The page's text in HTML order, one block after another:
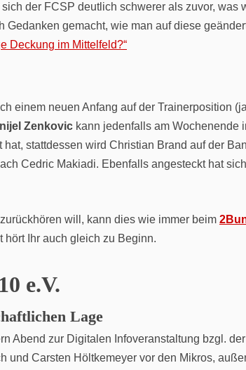
der FCSP deutlich schwerer als zuvor, was
Gedanken gemacht, wie man auf diese
Deckung im Mittelfeld?“
einem neuen Anfang auf der Trainerposition
Zenkovic kann jedenfalls am Wochenende
stattdessen wird Christian Brand auf der
Cedric Makiadi. Ebenfalls angesteckt hat
will, kann dies wie immer beim
hört Ihr auch gleich zu Beginn.
e.V.
Lage
Abend zur Digitalen Infoveranstaltung bzgl.
und Carsten Höltkemeyer vor den Mikros,